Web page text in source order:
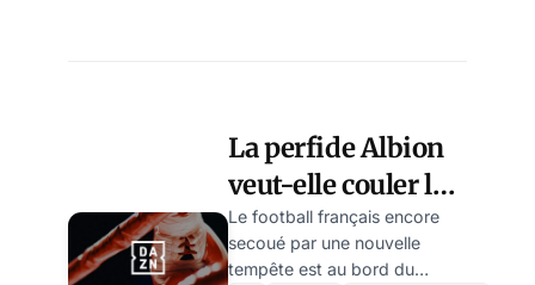
La perfide Albion
veut-elle couler le
foot français? par
Michel Goldstein
Le football français encore
secoué par une nouvelle
tempête est au bord du